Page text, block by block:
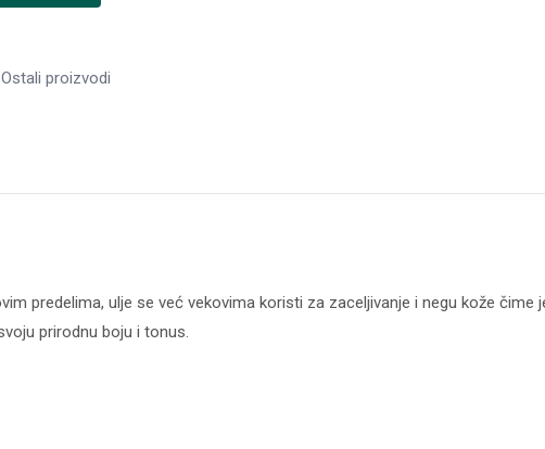
Ostali proizvodi
predelima, ulje se već vekovima koristi za zaceljivanje i negu kože čime
prirodnu boju i tonus.